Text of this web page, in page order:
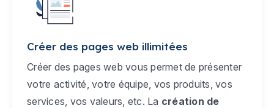
Créer des pages web illimitées
Créer des pages web vous permet de présenter
votre activité, votre équipe, vos produits, vos
services, vos valeurs, etc. La création de